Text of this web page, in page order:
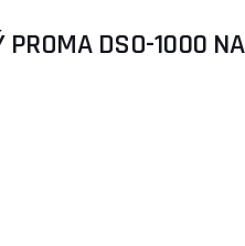
PROMA DSO-1000